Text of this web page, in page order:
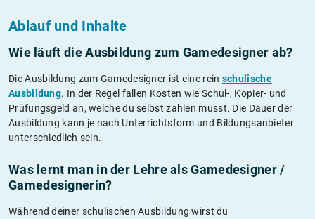
Ablauf und Inhalte
Wie läuft die Ausbildung zum Gamedesigner ab?
Die Ausbildung zum Gamedesigner ist eine rein schulische
Ausbildung. In der Regel fallen Kosten wie Schul-, Kopier- und
Prüfungsgeld an, welche du selbst zahlen musst. Die Dauer der
Ausbildung kann je nach Unterrichtsform und Bildungsanbieter
unterschiedlich sein.
Was lernt man in der Lehre als Gamedesigner /
Gamedesignerin?
Während deiner schulischen Ausbildung wirst du